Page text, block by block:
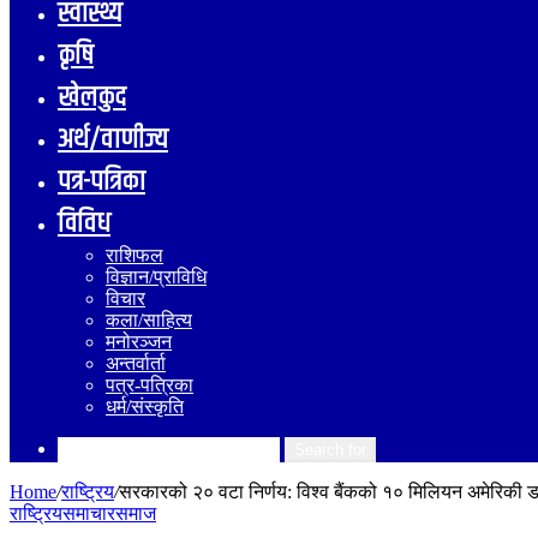
स्वास्थ्य
कृषि
खेलकुद
अर्थ/वाणीज्य
पत्र-पत्रिका
विविध
राशिफल
विज्ञान/प्राविधि
विचार
कला/साहित्य
मनोरञ्जन
अन्तर्वार्ता
पत्र-पत्रिका
धर्म/संस्कृति
Home/राष्ट्रिय/सरकारको २० वटा निर्णय: विश्व बैंकको १० मिलियन अमेरिकी
राष्ट्रियसमाचारसमाज